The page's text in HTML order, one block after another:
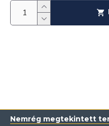
Nemrég megtekintett